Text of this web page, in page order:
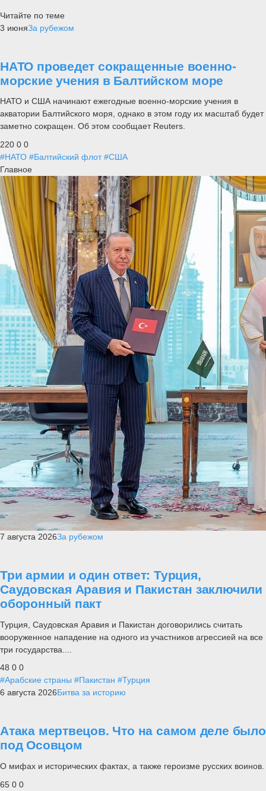
Читайте по теме
3 июняЗа рубежом
НАТО проведет сокращенные военно-
морские учения в Балтийском море
НАТО и США начинают ежегодные военно-морские учения в
акватории Балтийского моря, однако в этом году их масштаб будет
заметно сокращен. Об этом сообщает Reuters.
220 0 0
#НАТО #Балтийский флот #США
Главное
7 августа 2026За рубежом
Три армии и один ответ: Турция,
Саудовская Аравия и Пакистан заключили
оборонный пакт
Турция, Саудовская Аравия и Пакистан договорились считать
вооруженное нападение на одного из участников агрессией на все
три государства....
48 0 0
#Арабские страны #Пакистан #Турция
6 августа 2026Битва за историю
Атака мертвецов. Что на самом деле было
под Осовцом
О мифах и исторических фактах, а также героизме русских воинов.
65 0 0